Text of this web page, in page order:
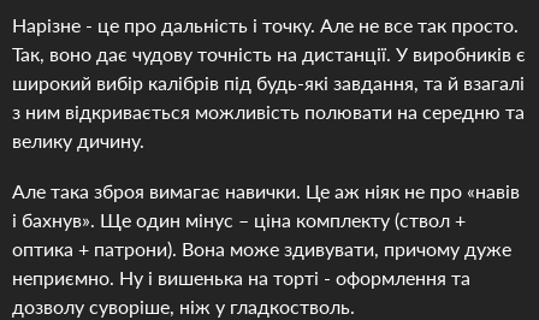
Нарізне - це про дальність і точку. Але не все так просто.
Так, воно дає чудову точність на дистанції. У виробників є
широкий вибір калібрів під будь-які завдання, та й взагалі
з ним відкривається можливість полювати на середню та
велику дичину.
Але така зброя вимагає навички. Це аж ніяк не про «навів
і бахнув». Ще один мінус – ціна комплекту (ствол +
оптика + патрони). Вона може здивувати, причому дуже
неприємно. Ну і вишенька на торті - оформлення та
дозволу суворіше, ніж у гладкостволь.